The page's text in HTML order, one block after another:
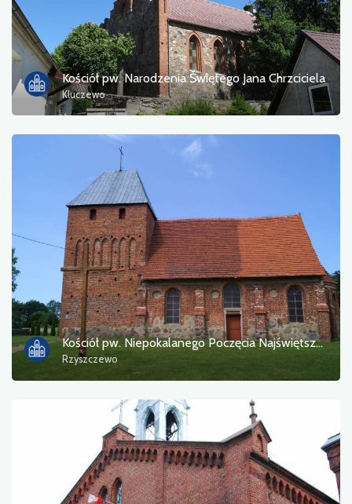
Kościół pw. Narodzenia Świętego Jana Chrzciciela
Kluczewo
Kościół pw. Niepokalanego Poczęcia Najświętszej Marii Panny
Rzyszczewo